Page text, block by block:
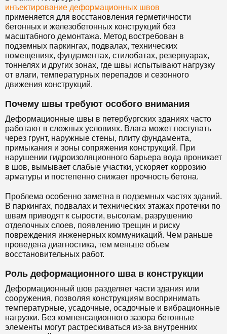
инъектирование деформационных швов
применяется для восстановления герметичности
бетонных и железобетонных конструкций без
масштабного демонтажа. Метод востребован в
подземных паркингах, подвалах, технических
помещениях, фундаментах, стилобатах, резервуарах,
тоннелях и других зонах, где швы испытывают нагрузку
от влаги, температурных перепадов и сезонного
движения конструкций.
Почему швы требуют особого внимания
Деформационные швы в петербургских зданиях часто
работают в сложных условиях. Влага может поступать
через грунт, наружные стены, плиту фундамента,
примыкания и зоны сопряжения конструкций. При
нарушении гидроизоляционного барьера вода проникает
в шов, вымывает слабые участки, ускоряет коррозию
арматуры и постепенно снижает прочность бетона.
Проблема особенно заметна в подземных частях зданий.
В паркингах, подвалах и технических этажах протечки по
швам приводят к сырости, высолам, разрушению
отделочных слоев, появлению трещин и риску
повреждения инженерных коммуникаций. Чем раньше
проведена диагностика, тем меньше объем
восстановительных работ.
Роль деформационного шва в конструкции
Деформационный шов разделяет части здания или
сооружения, позволяя конструкциям воспринимать
температурные, усадочные, осадочные и вибрационные
нагрузки. Без компенсационного зазора бетонные
элементы могут растрескиваться из-за внутренних